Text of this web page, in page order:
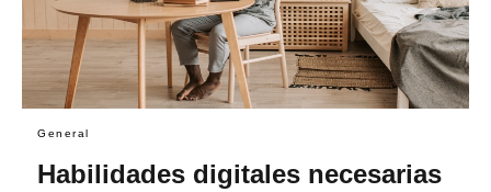
General
Habilidades digitales necesarias